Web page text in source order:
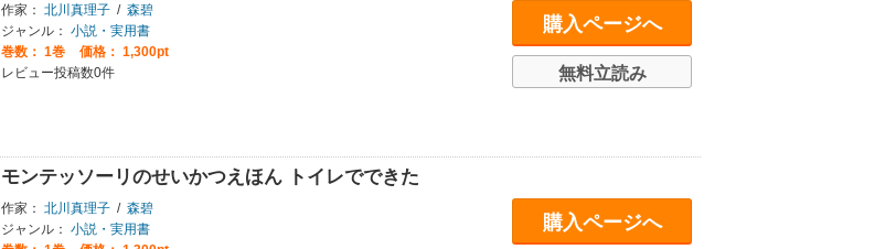
作家： 北川真理子 / 森碧
ジャンル： 小説・実用書
巻数： 1巻
価格： 1,300pt
レビュー投稿数0件
購入ページへ
無料立読み
モンテッソーリのせいかつえほん トイレでできた
作家： 北川真理子 / 森碧
ジャンル： 小説・実用書
購入ページへ